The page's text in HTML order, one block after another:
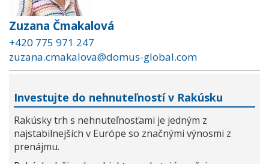
Zuzana Čmakalová
+420 775 971 247
zuzana.cmakalova@domus-global.com
Investujte do nehnuteľností v Rakúsku
Rakúsky trh s nehnuteľnosťami je jedným z
najstabilnejších v Európe so značnými výnosmi z
prenájmu.